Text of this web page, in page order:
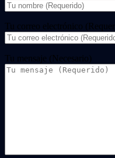
Tu correo electrónico
Tu mensaje (Necesario)